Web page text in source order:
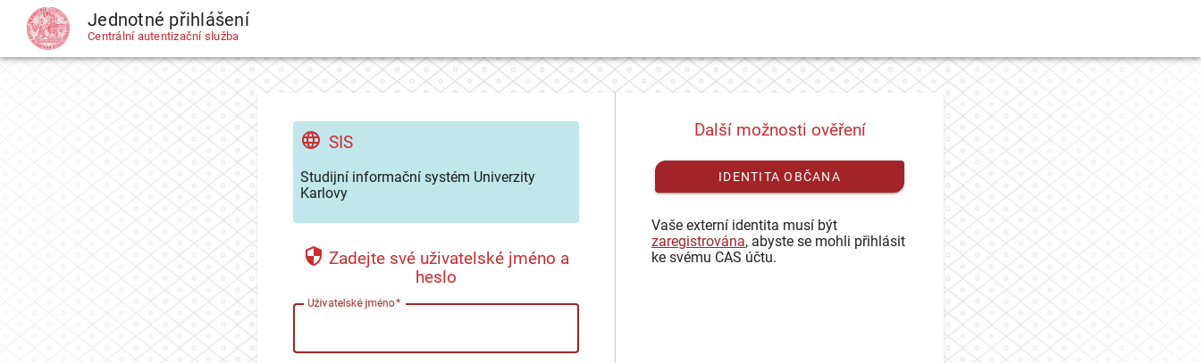
CAS Jednotné přihlášení
Centrální autentizační služba
SIS
Studijní informační systém Univerzity
Karlovy
Zadejte své uživatelské jméno a
heslo
Uživatelské jméno
Další možnosti ověření
IDENTITA OBČANA
Vaše externí identita musí být
zaregistrována, abyste se mohli přihlásit
ke svému CAS účtu.